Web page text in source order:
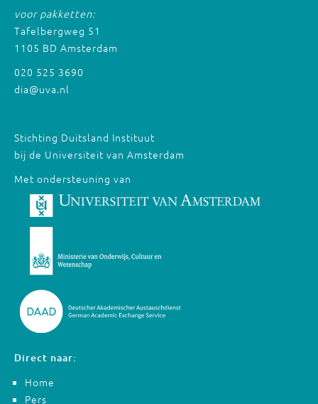
voor pakketten:
Tafelbergweg 51
1105 BD Amsterdam
020 525 3690
dia@uva.nl
Stichting Duitsland Instituut
bij de Universiteit van Amsterdam
Met ondersteuning van
Direct naar:
Home
Pers